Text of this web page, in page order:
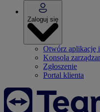
Zaloguj się
Otwórz aplikację
Konsola
Zgłoszenie
Portal klienta